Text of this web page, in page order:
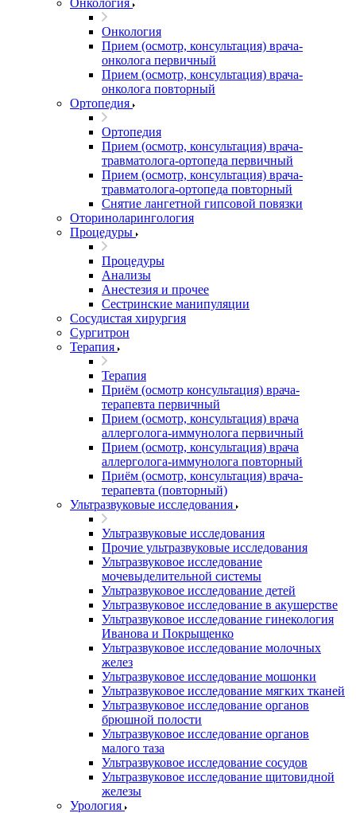
Онкология
Онкология
Прием (осмотр, консультация) врача-
онколога первичный
Прием (осмотр, консультация) врача-
онколога повторный
Ортопедия
Ортопедия
Прием (осмотр, консультация) врача-
травматолога-ортопеда первичный
Прием (осмотр, консультация) врача-
травматолога-ортопеда повторный
Снятие лангетной гипсовой повязки
Оториноларингология
Процедуры
Процедуры
Анализы
Анестезия и прочее
Сестринские манипуляции
Сосудистая хирургия
Сургитрон
Терапия
Терапия
Приём (осмотр консультация) врача-
терапевта первичный
Прием (осмотр, консультация) врача
аллерголога-иммунолога первичный
Прием (осмотр, консультация) врача
аллерголога-иммунолога повторный
Приём (осмотр, консультация) врача-
терапевта (повторный)
Ультразвуковые исследования
Ультразвуковые исследования
Прочие ультразвуковые исследования
Ультразвуковое исследование
мочевыделительной системы
Ультразвуковое исследование детей
Ультразвуковое исследование в акушерстве
Ультразвуковое исследование гинекология
Иванова и Покрыщенко
Ультразвуковое исследование молочных
желез
Ультразвуковое исследование мошонки
Ультразвуковое исследование мягких тканей
Ультразвуковое исследование органов
брюшной полости
Ультразвуковое исследование органов
малого таза
Ультразвуковое исследование сосудов
Ультразвуковое исследование щитовидной
железы
Урология